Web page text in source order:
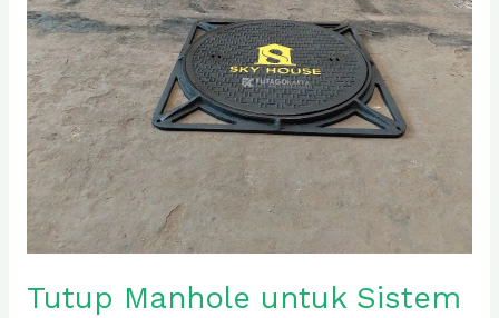
Tutup Manhole untuk Sistem
Sistem
Drainase
Efektif